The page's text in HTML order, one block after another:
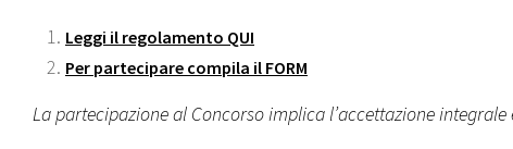
Leggi il regolamento QUI
Per partecipare compila il FORM
La partecipazione al Concorso implica l’accettazione